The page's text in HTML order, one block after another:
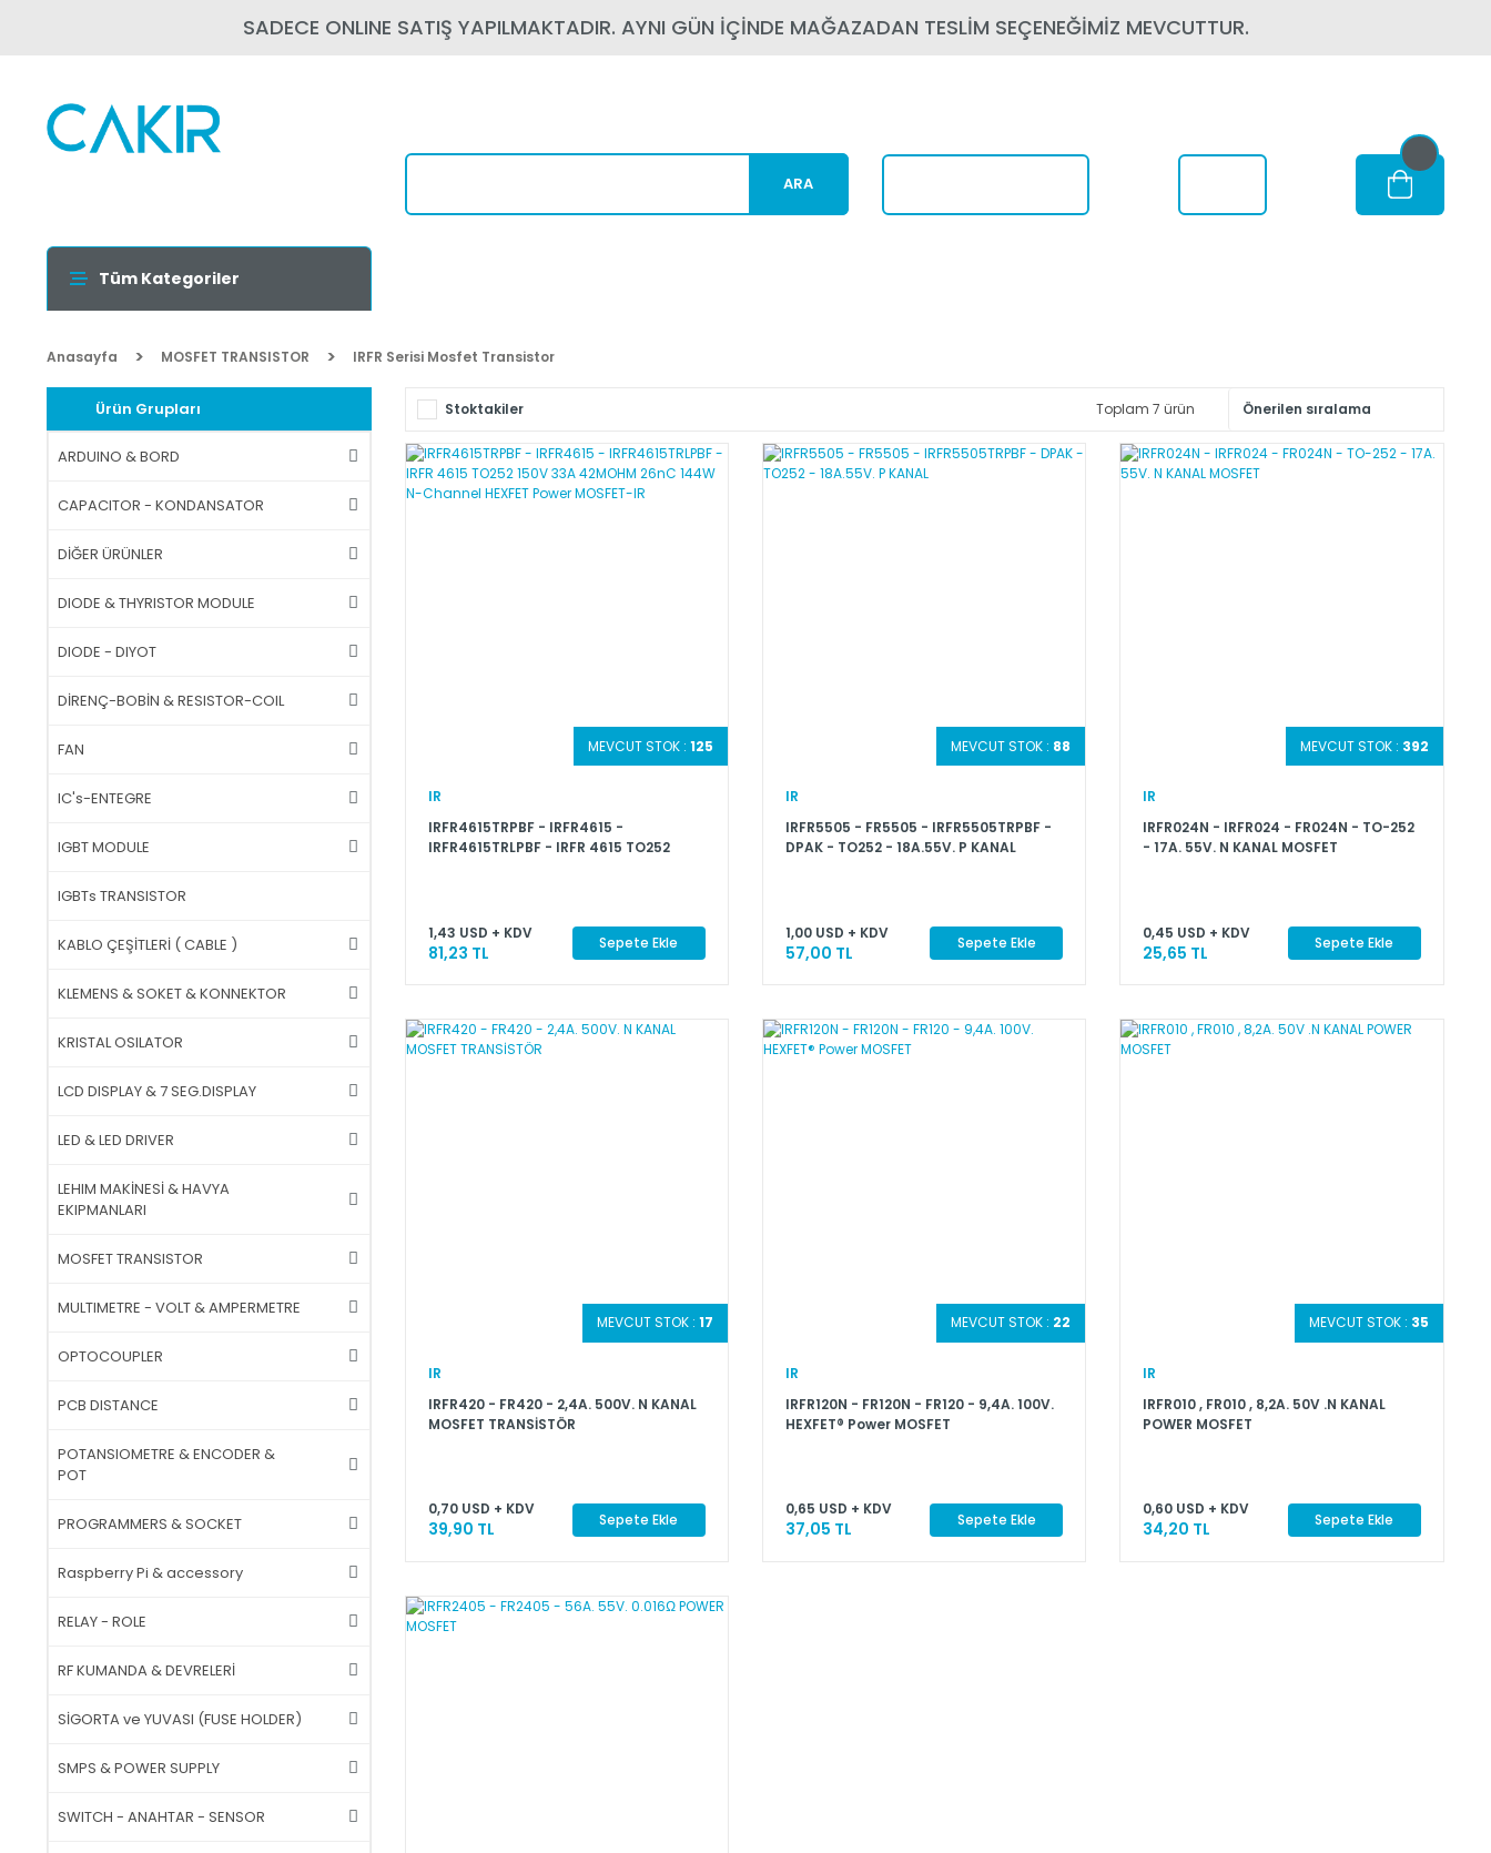
SADECE ONLINE SATIŞ YAPILMAKTADIR. AYNI GÜN İÇİNDE MAĞAZADAN TESLİM SEÇENEĞİMİZ MEVCUTTUR.
ARA
Tüm Kategoriler
Anasayfa MOSFET TRANSISTOR IRFR Serisi Mosfet Transistor
Ürün Grupları
ARDUINO & BORD
CAPACITOR - KONDANSATOR
DİĞER ÜRÜNLER
DIODE & THYRISTOR MODULE
DIODE - DIYOT
DİRENÇ-BOBİN & RESISTOR-COIL
FAN
IC's-ENTEGRE
IGBT MODULE
IGBTs TRANSISTOR
KABLO ÇEŞİTLERİ ( CABLE )
KLEMENS & SOKET & KONNEKTOR
KRISTAL OSILATOR
LCD DISPLAY & 7 SEG.DISPLAY
LED & LED DRIVER
LEHIM MAKİNESİ & HAVYA
EKIPMANLARI
MOSFET TRANSISTOR
MULTIMETRE - VOLT & AMPERMETRE
OPTOCOUPLER
PCB DISTANCE
POTANSIOMETRE & ENCODER &
POT
PROGRAMMERS & SOCKET
Raspberry Pi & accessory
RELAY - ROLE
RF KUMANDA & DEVRELERİ
SİGORTA ve YUVASI (FUSE HOLDER)
SMPS & POWER SUPPLY
SWITCH - ANAHTAR - SENSOR
Stoktakiler Toplam 7 ürün
MEVCUT STOK : 125
IR
IRFR4615TRPBF - IRFR4615 -
IRFR4615TRLPBF - IRFR 4615 TO252
1,43 USD + KDV
81,23 TL Sepete Ekle
MEVCUT STOK : 88
IR
IRFR5505 - FR5505 - IRFR5505TRPBF -
DPAK - TO252 - 18A.55V. P KANAL
1,00 USD + KDV
57,00 TL Sepete Ekle
MEVCUT STOK : 392
IR
IRFR024N - IRFR024 - FR024N - TO-252
- 17A. 55V. N KANAL MOSFET
0,45 USD + KDV
25,65 TL Sepete Ekle
MEVCUT STOK : 17
IR
IRFR420 - FR420 - 2,4A. 500V. N KANAL
MOSFET TRANSİSTÖR
0,70 USD + KDV
39,90 TL Sepete Ekle
MEVCUT STOK : 22
IR
IRFR120N - FR120N - FR120 - 9,4A. 100V.
HEXFET® Power MOSFET
0,65 USD + KDV
37,05 TL Sepete Ekle
MEVCUT STOK : 35
IR
IRFR010 , FR010 , 8,2A. 50V .N KANAL
POWER MOSFET
0,60 USD + KDV
34,20 TL Sepete Ekle